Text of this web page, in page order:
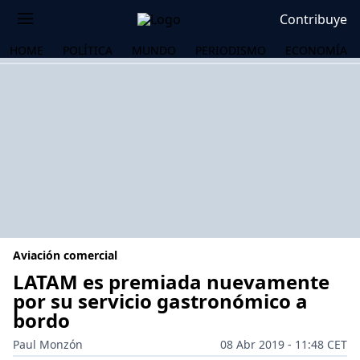
Contribuye
HOME POLÍTICA MUNDO PERIODISMO ECONOMÍA
Aviación comercial
LATAM es premiada nuevamente
por su servicio gastronómico a
bordo
Paul Monzón
08 Abr 2019 - 11:48 CET